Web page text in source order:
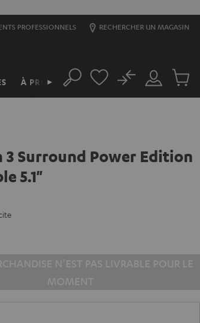
PROFESSIONNELS RECHERCHER UN MAGASIN
À PROPOS
► Rechercher
Mon
compte
No
3 Surround Power Edition
5.1"